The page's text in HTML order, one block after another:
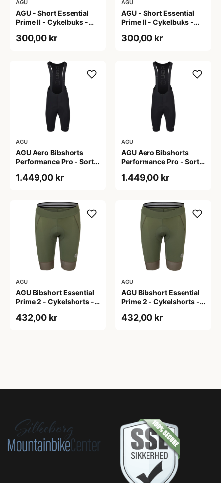
AGU
AGU - Short Essential
Prime II - Cykelbuks -
300,00 kr
AGU
AGU - Short Essential
Prime II - Cykelbuks -
300,00 kr
AGU
AGU Aero Bibshorts
Performance Pro - Sort -
1.449,00 kr
AGU
AGU Aero Bibshorts
Performance Pro - Sort -
1.449,00 kr
AGU
AGU Bibshort Essential
Prime 2 - Cykelshorts -
2XL
432,00 kr
AGU
AGU Bibshort Essential
Prime 2 - Cykelshorts -
L
432,00 kr